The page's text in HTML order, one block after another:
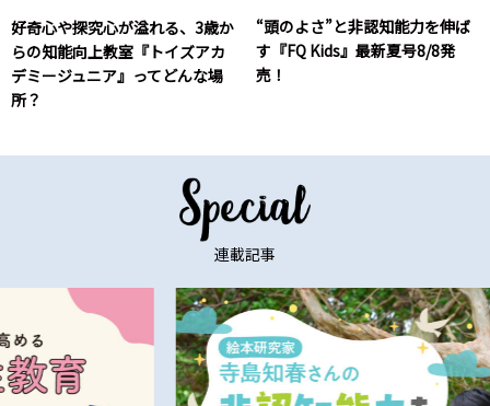
好奇心や探究心が溢れる、3歳か
らの知能向上教室『トイズアカ
デミージュニア』ってどんな場
所？
“頭のよさ”と非認知能力を伸ば
す『FQ Kids』最新夏号8/8発
売！
連載記事